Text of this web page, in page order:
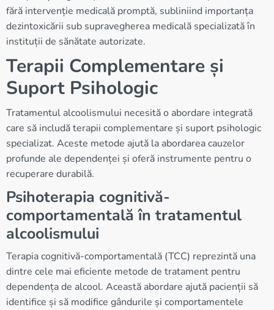
fără intervenție medicală promptă, subliniind importanța
dezintoxicării sub supravegherea medicală specializată în
instituții de sănătate autorizate.
Terapii Complementare și
Suport Psihologic
Tratamentul alcoolismului necesită o abordare integrată
care să includă terapii complementare și suport psihologic
specializat. Aceste metode ajută la abordarea cauzelor
profunde ale dependenței și oferă instrumente pentru o
recuperare durabilă.
Psihoterapia cognitivă-
comportamentală în tratamentul
alcoolismului
Terapia cognitivă-comportamentală (TCC) reprezintă una
dintre cele mai eficiente metode de tratament pentru
dependența de alcool. Această abordare ajută pacienții să
identifice și să modifice gândurile și comportamentele